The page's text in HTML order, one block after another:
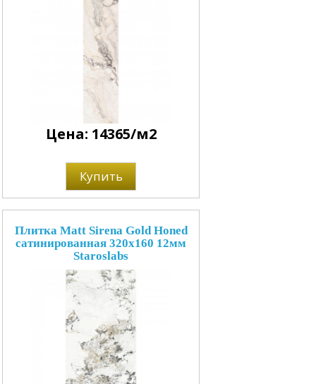
Цена: 14365/м2
Купить
Плитка Matt Sirena Gold Honed
сатинированная 320x160 12мм
Staroslabs